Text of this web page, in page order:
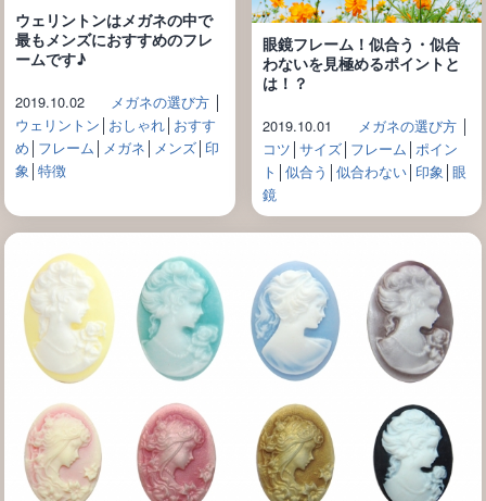
ウェリントンはメガネの中で
最もメンズにおすすめのフレ
ームです♪
2019.10.02 メガネの選び方│
ウェリントン おしゃれ│ おすす
め フレーム メガネ メンズ│ 印
象 特徴
眼鏡フレーム！似合う・似合
わないを見極めるポイントと
は！？
2019.10.01 メガネの選び方│
コツ サイズ│ フレーム ポイン
ト 似合う 似合わない│ 印象 眼
鏡